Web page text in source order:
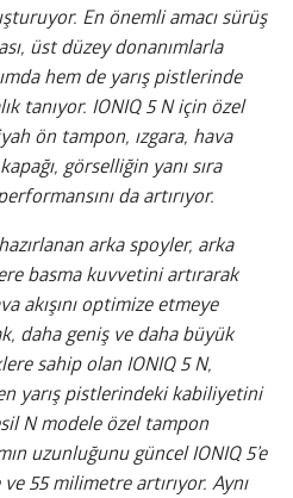
En önemli amacı sürüş
üst düzey donanımlarla
hem de yarış pistlerinde
tanıyor. IONIQ 5 N için özel
ön tampon, ızgara, hava
görselliğin yanı sıra
da artırıyor.
arka spoyler, arka
basma kuvvetini artırarak
akışını optimize etmeye
daha geniş ve daha büyük
sahip olan IONIQ 5 N,
yarış pistlerindeki kabiliyetini
N modele özel tampon
uzunluğunu güncel IONIQ 5’e
55 milimetre artırıyor. Aynı